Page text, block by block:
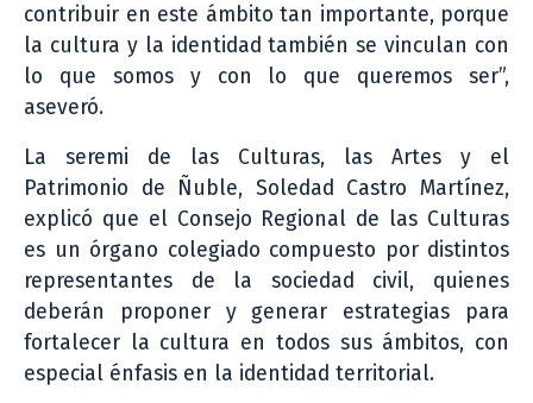
contribuir en este ámbito tan importante, porque
la cultura y la identidad también se vinculan con
lo que somos y con lo que queremos ser”,
aseveró.
La seremi de las Culturas, las Artes y el
Patrimonio de Ñuble, Soledad Castro Martínez,
explicó que el Consejo Regional de las Culturas
es un órgano colegiado compuesto por distintos
representantes de la sociedad civil, quienes
deberán proponer y generar estrategias para
fortalecer la cultura en todos sus ámbitos, con
especial énfasis en la identidad territorial.